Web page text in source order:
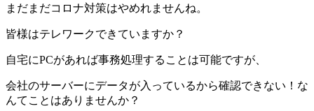
まだまだコロナ対策はやめれませんね。
皆様はテレワークできていますか？
自宅にPCがあれば事務処理することは可能ですが、
会社のサーバーにデータが入っているから確認できない！な
んてことはありませんか？